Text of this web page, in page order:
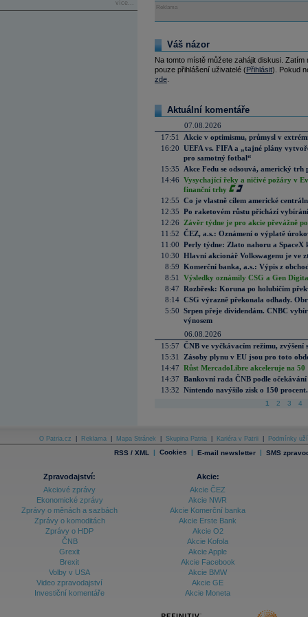
více...
Reklama
Váš názor
Na tomto místě můžete zahájit diskusi.
pouze přihlášení uživatelé (Přihlásit). Pokud
zde
Aktuální komentáře
07.08.2026
17:51
Akcie v optimismu, průmysl v
16:20 UEFA vs. FIFA a „tajné plány
pro samotný fotbal“
15:35
Akce Fedu se odsouvá, americký
14:46 Vysychající řeky a ničivé požáry v
finanční trhy
12:55 Co je vlastně cílem americké
12:35 Po raketovém růstu přichází
12:26
Závěr týdne je pro akcie převážně
11:52 ČEZ, a.s.: Oznámení o výplatě
11:00 Perly týdne: Zlato nahoru a SpaceX
10:30 Hlavní akcionář Volkswagenu je ve
8:59 Komerční banka, a.s.: Výpis z
8:51
Výsledky oznámily CSG a Gen
8:47 Rozbřesk: Koruna po holubičím
8:14 CSG výrazně překonala odhady.
5:50 Srpen přeje dividendám. CNBC
výnosem
06.08.2026
15:57 ČNB ve vyčkávacím režimu, zvýšení
15:31
Zásoby plynu v EU jsou pro toto
14:47 Růst MercadoLibre akceleruje na
14:37 Bankovní rada ČNB podle
13:32 Nintendo navýšilo zisk o 150
1 2 3 4
O Patria.cz Reklama Mapa Stránek Skupina Patria Kariéra v Patrii Podmínky
RSS / XML | Cookies | E-mail newsletter | SMS
Zpravodajství:
Akciové zprávy
Ekonomické zprávy
Zprávy o měnách a sazbách
Zprávy o komoditách
Zprávy o HDP
ČNB
Grexit
Brexit
Volby v USA
Video zpravodajství
Investiční komentáře
Akcie:
Akcie ČEZ
Akcie NWR
Akcie Komerční banka
Akcie Erste Bank
Akcie O2
Akcie Kofola
Akcie Apple
Akcie Facebook
Akcie BMW
Akcie GE
Akcie Moneta